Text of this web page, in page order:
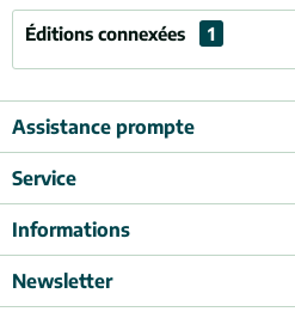
Éditions connexées 1
Assistance prompte
Service
Informations
Newsletter